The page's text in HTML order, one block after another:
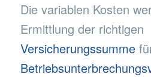
Die variablen Kosten
Ermittlung der richtigen
Versicherungssumme